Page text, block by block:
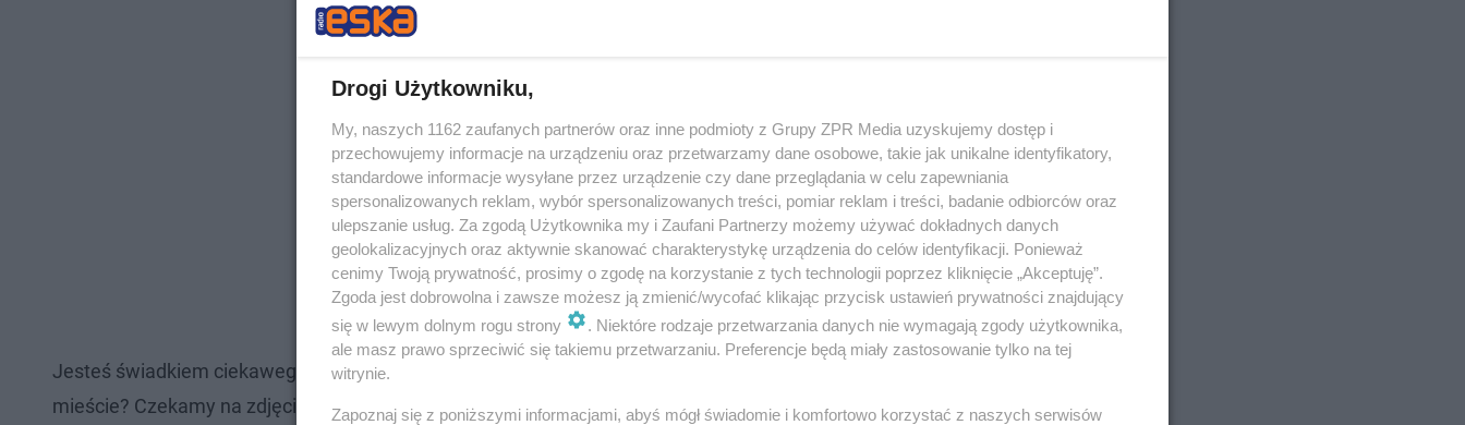
Jesteś świadkiem ciekawego zdarzenia w twojej okolicy? A może chcesz poinformować o trudnej sytuacji w twoim
mieście? Czekamy na zdjęcia, filmy i gorące newsy! Pisz do nas na: [email protected]
Drogi Użytkowniku,
My, naszych 1162 zaufanych partnerów oraz inne podmioty z Grupy ZPR Media uzyskujemy dostęp i
przechowujemy informacje na urządzeniu oraz przetwarzamy dane osobowe, takie jak unikalne identyfikatory,
standardowe informacje wysyłane przez urządzenie czy dane przeglądania w celu zapewniania
spersonalizowanych reklam, wybór spersonalizowanych treści, pomiar reklam i treści, badanie odbiorców oraz
ulepszanie usług. Za zgodą Użytkownika my i Zaufani Partnerzy możemy używać dokładnych danych
geolokalizacyjnych oraz aktywnie skanować charakterystykę urządzenia do celów identyfikacji. Ponieważ
cenimy Twoją prywatność, prosimy o zgodę na korzystanie z tych technologii poprzez kliknięcie „Akceptuję”.
Zgoda jest dobrowolna i zawsze możesz ją zmienić/wycofać klikając przycisk ustawień prywatności znajdujący
się w lewym dolnym rogu strony
. Niektóre rodzaje przetwarzania danych nie wymagają zgody użytkownika,
ale masz prawo sprzeciwić się takiemu przetwarzaniu. Preferencje będą miały zastosowanie tylko na tej
witrynie.
Zapoznaj się z poniższymi informacjami, abyś mógł świadomie i komfortowo korzystać z naszych serwisów